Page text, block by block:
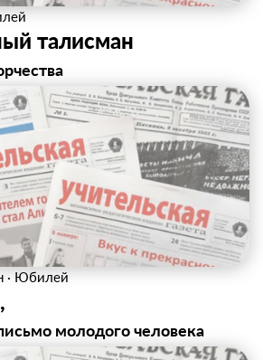
талисман
· Юбилей
молодого человека